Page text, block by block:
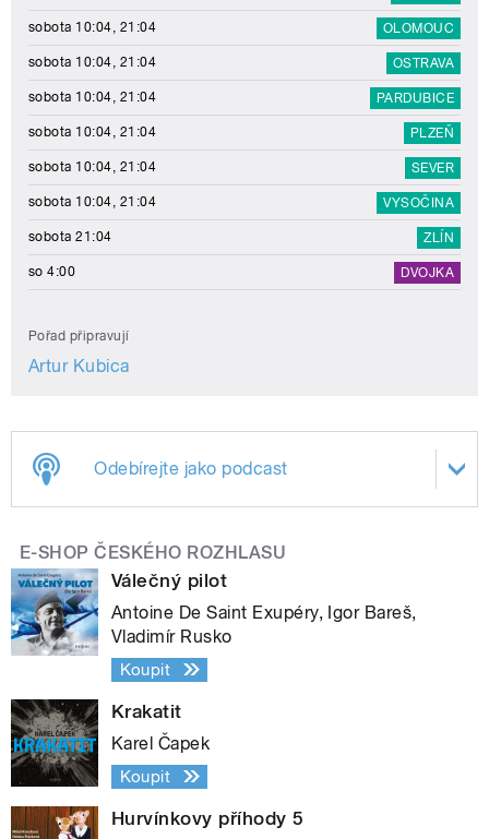
sobota 10:04, 21:04 OLOMOUC
sobota 10:04, 21:04 OSTRAVA
sobota 10:04, 21:04 PARDUBICE
sobota 10:04, 21:04 PLZEŇ
sobota 10:04, 21:04 SEVER
sobota 10:04, 21:04 VYSOČINA
sobota 21:04 ZLÍN
so 4:00 DVOJKA
Pořad připravují
Artur Kubica
Odebírejte jako podcast
E-SHOP ČESKÉHO ROZHLASU
Válečný pilot
Antoine De Saint Exupéry, Igor Bareš,
Vladimír Rusko
Koupit
Krakatit
Karel Čapek
Koupit
Hurvínkovy příhody 5